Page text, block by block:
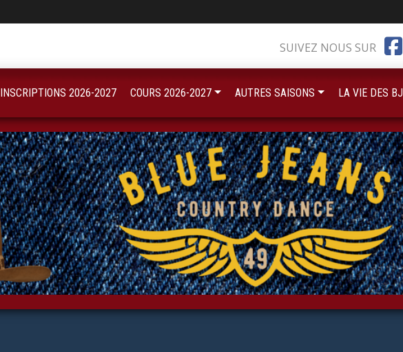
SUIVEZ NOUS SUR
INSCRIPTIONS 2026-2027 COURS 2026-2027 AUTRES SAISONS LA VIE DES BJ